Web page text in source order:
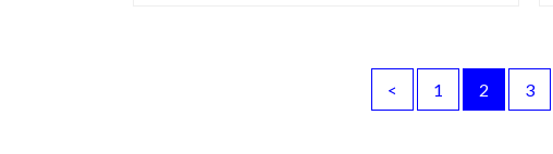
< 1 2 3